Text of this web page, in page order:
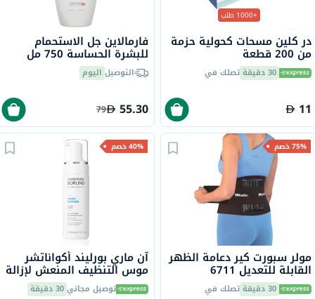
+1000 طلب
در كلين مسحات كحولية حزمة
من 200 قطعة
30 دقيقة تصلك في
11
فارمالاين جل الاستحمام
للبشرة الحساسة 750 مل
التوصيل اليوم
55.30
79
75% خصم
مولر سبورت كير دعامة الظهر
القابلة للتعديل 6711
30 دقيقة تصلك في
40% خصم
آن ماري بورليند أكواناتشر
موس التنظيف المنعش لإزالة
الأوساخ والمكياج 150 مل
توصيل مجاني30 دقيقة